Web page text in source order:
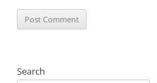
Search